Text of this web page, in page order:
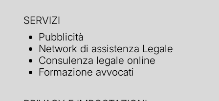
SERVIZI
Pubblicità
Network di assistenza Legale
Consulenza legale online
Formazione avvocati